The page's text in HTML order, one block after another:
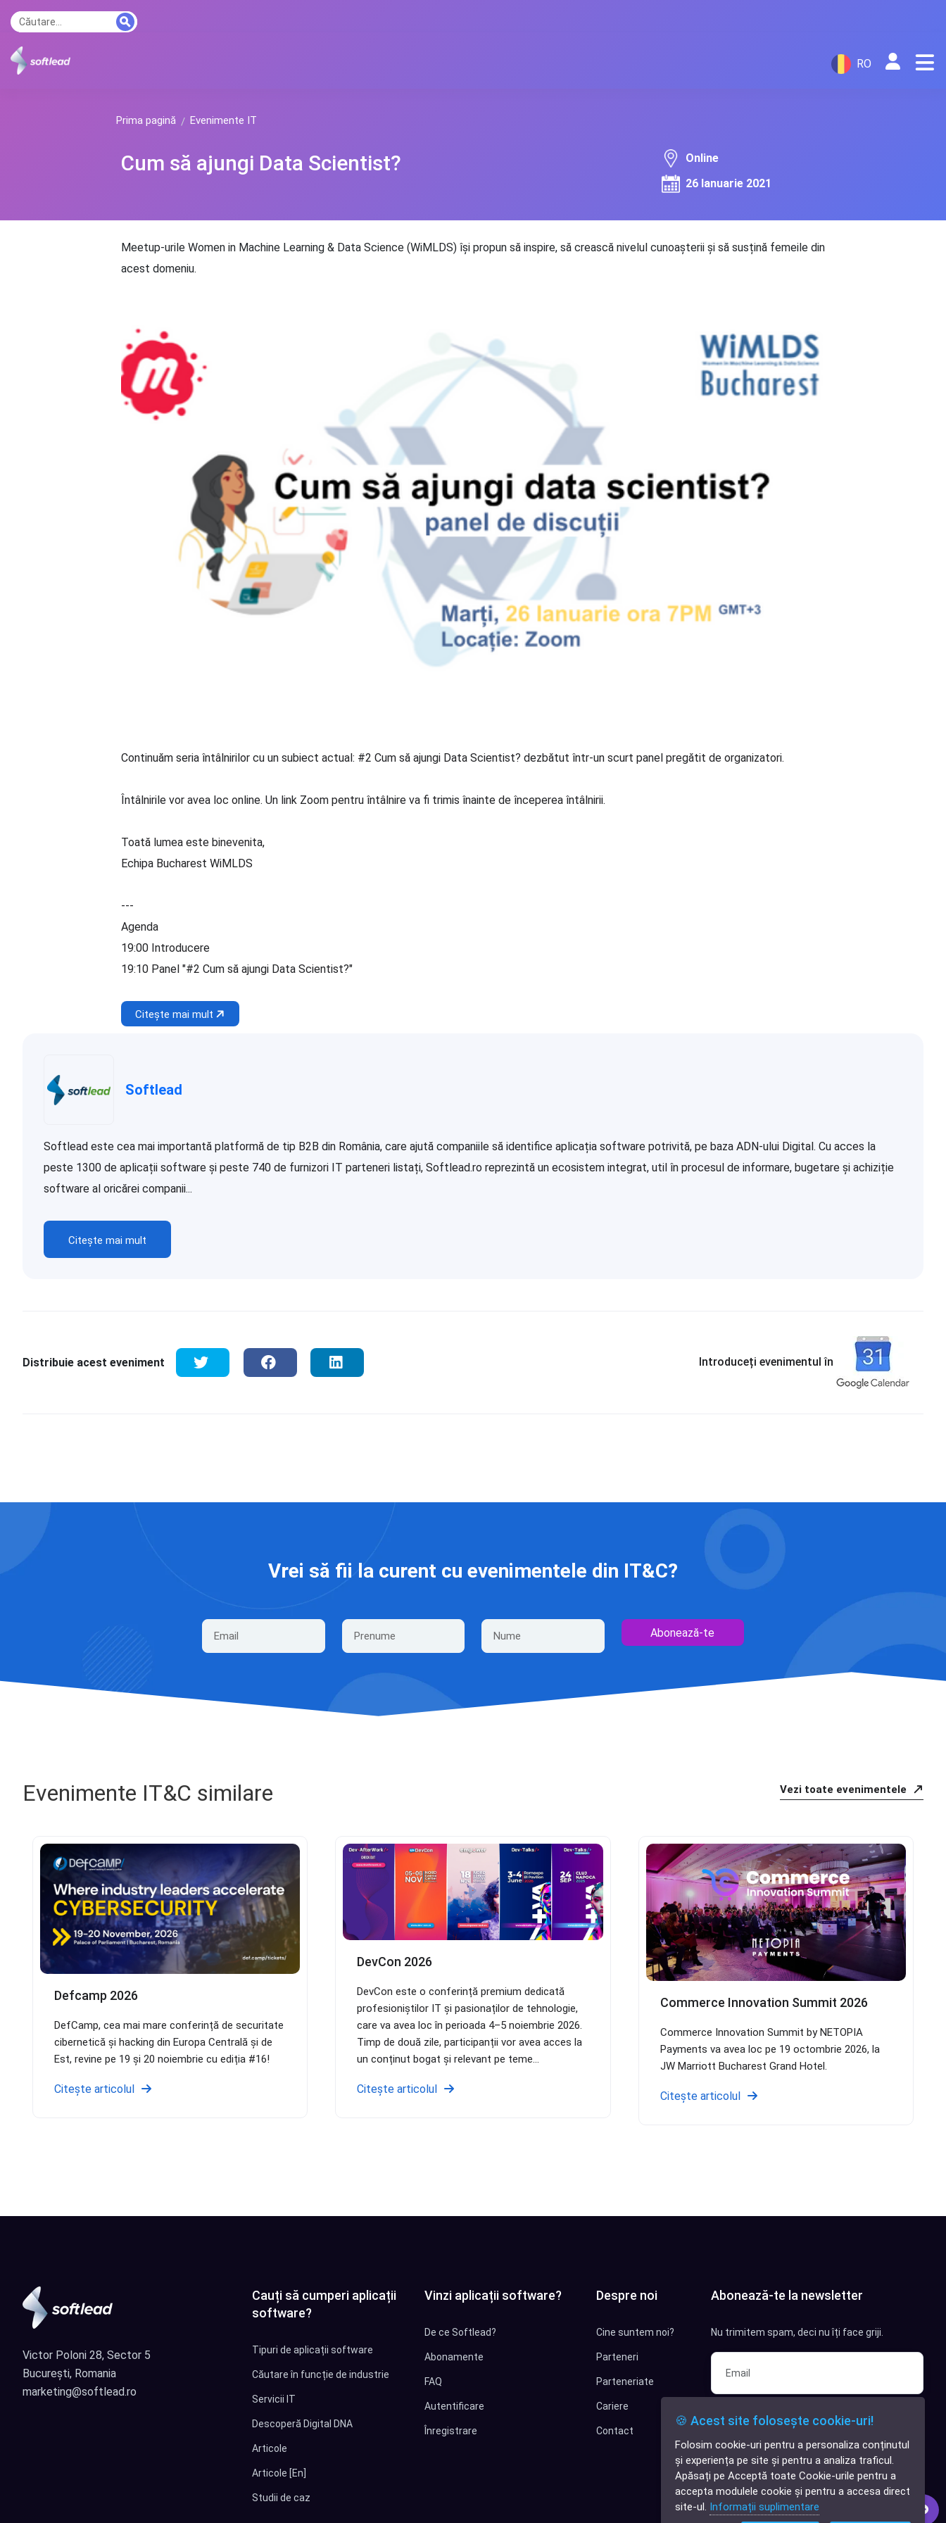
✕
Cauți o aplicație
software?
RO
Prima pagină Evenimente IT
Cum să ajungi Data Scientist?
Online
26 Ianuarie 2021
Meetup-urile Women in Machine Learning & Data Science (WiMLDS) își propun să inspire, să crească nivelul cunoașterii și să susțină femeile din
acest domeniu.
Continuăm seria întâlnirilor cu un subiect actual: #2 Cum să ajungi Data Scientist? dezbătut într-un scurt panel pregătit de organizatori.
Întâlnirile vor avea loc online. Un link Zoom pentru întâlnire va fi trimis înainte de începerea întâlnirii.
Toată lumea este binevenita,
Echipa Bucharest WiMLDS
---
Agenda
19:00 Introducere
19:10 Panel "#2 Cum să ajungi Data Scientist?"
Citește mai mult
Softlead
Softlead este cea mai importantă platformă de tip B2B din România, care ajută companiile să identifice aplicația software potrivită, pe baza ADN-ului Digital. Cu acces la
peste 1300 de aplicații software și peste 740 de furnizori IT parteneri listați, Softlead.ro reprezintă un ecosistem integrat, util în procesul de informare, bugetare și achiziție
software al oricărei companii...
Citește mai mult
Distribuie acest eveniment Introduceți evenimentul în
Vrei să fii la curent cu evenimentele din IT&C?
Abonează-te
Evenimente IT&C similare Vezi toate evenimentele
Defcamp 2026
DefCamp, cea mai mare conferință de securitate
cibernetică și hacking din Europa Centrală și de
Est, revine pe 19 și 20 noiembrie cu ediția #16!
Citește articolul
DevCon 2026
DevCon este o conferință premium dedicată
profesioniștilor IT și pasionaților de tehnologie,
care va avea loc în perioada 4–5 noiembrie 2026.
Timp de două zile, participanții vor avea acces la
un conținut bogat și relevant pe teme...
Citește articolul
Commerce Innovation Summit 2026
Commerce Innovation Summit by NETOPIA
Payments va avea loc pe 19 octombrie 2026, la
JW Marriott Bucharest Grand Hotel.
Citește articolul
Victor Poloni 28, Sector 5
București, Romania
marketing@softlead.ro
Cauți să cumperi aplicații
software?
Tipuri de aplicații software
Căutare în funcție de industrie
Servicii IT
Descoperă Digital DNA
Articole
Articole [En]
Studii de caz
Vinzi aplicații software?
De ce Softlead?
Abonamente
FAQ
Autentificare
Înregistrare
Despre noi
Cine suntem noi?
Parteneri
Parteneriate
Cariere
Contact
Abonează-te la newsletter
Nu trimitem spam, deci nu îți face griji.
Sunt interesat de clienți pentru
compania mea IT
Sunt interesat de achiziții software
Abonează-te
🍪 Acest site folosește cookie-uri!
Folosim cookie-uri pentru a personaliza conținutul
și experiența pe site și pentru a analiza traficul.
Apăsați pe Acceptă toate Cookie-urile pentru a
accepta modulele cookie și pentru a accesa direct
site-ul. Informații suplimentare